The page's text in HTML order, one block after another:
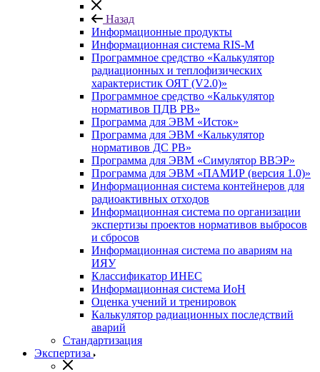
Назад
Информационные продукты
Информационная система RIS-M
Программное средство «Калькулятор
радиационных и теплофизических
характеристик ОЯТ (V2.0)»
Программное средство «Калькулятор
нормативов ПДВ РВ»
Программа для ЭВМ «Исток»
Программа для ЭВМ «Калькулятор
нормативов ДС РВ»
Программа для ЭВМ «Симулятор ВВЭР»
Программа для ЭВМ «ПАМИР (версия 1.0)»
Информационная система контейнеров для
радиоактивных отходов
Информационная система по организации
экспертизы проектов нормативов выбросов
и сбросов
Информационная система по авариям на
ИЯУ
Классификатор ИНЕС
Информационная система ИоН
Оценка учений и тренировок
Калькулятор радиационных последствий
аварий
Стандартизация
Экспертиза